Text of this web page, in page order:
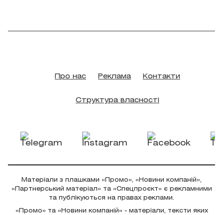
Про нас Реклама Контакти
Структура власності
Матеріали з плашками «Промо», «Новини компаній»,
«Партнерський матеріал» та «Спецпроєкт» є рекламними
та публікуються на правах реклами.
«Промо» та «Новини компаній» - матеріали, тексти яких